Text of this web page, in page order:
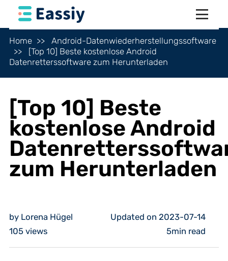
Home
Android-Datenwiederherstellungssoftware
[Top 10] Beste kostenlose Android
Datenretterssoftware zum Herunterladen
[Top 10] Beste
kostenlose Android
zum Herunterladen
by Lorena Hügel
Updated on 2023-07-14
105views 5min read